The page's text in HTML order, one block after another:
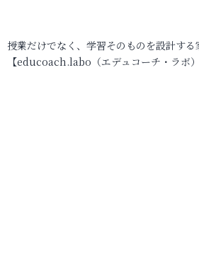
授業だけでなく、学習そのものを設計する
【educoach.labo（エデュコーチ・ラボ